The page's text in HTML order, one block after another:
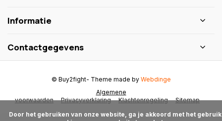
Informatie
Contactgegevens
Algemene
voorwaarden
Privacyverklaring Klachtenregeling Sitemap
© Buy2fight- Theme made by Webdinge